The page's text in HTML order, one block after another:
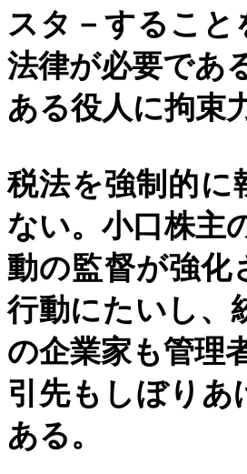
スタ－するこ
法律が必要であ
ある役人に拘束
税法を強制的に
ない。小口株主
動の監督が強化
行動にたいし、
の企業家も管理
引先もしぼり
ある。